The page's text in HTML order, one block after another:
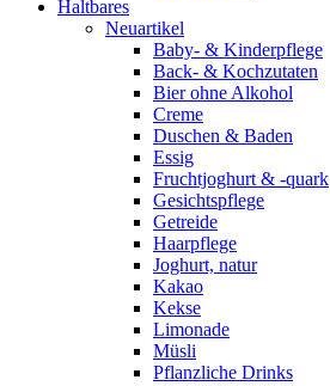
Haltbares
Neuartikel
Baby- & Kinderpflege
Back- & Kochzutaten
Bier ohne Alkohol
Creme
Duschen & Baden
Essig
Fruchtjoghurt & -quark
Gesichtspflege
Getreide
Haarpflege
Joghurt, natur
Kakao
Kekse
Limonade
Müsli
Pflanzliche Drinks